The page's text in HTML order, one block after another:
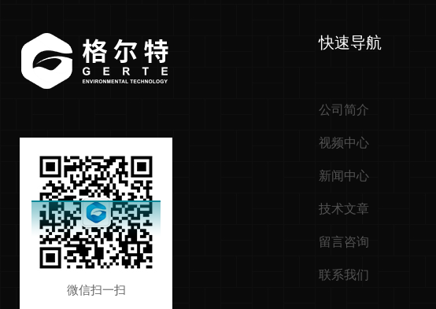
微信扫一扫
快速导航
公司简介
视频中心
新闻中心
技术文章
留言咨询
联系我们